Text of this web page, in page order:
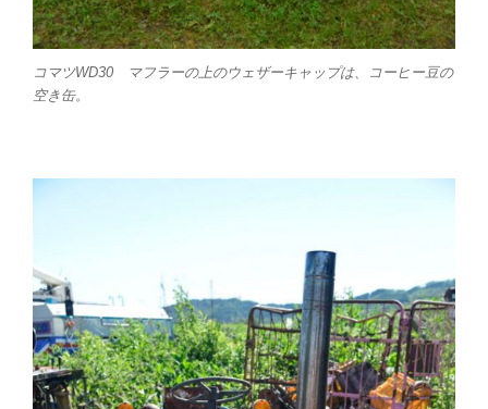
コマツWD30 マフラーの上のウェザーキャップは、コーヒー豆の
空き缶。